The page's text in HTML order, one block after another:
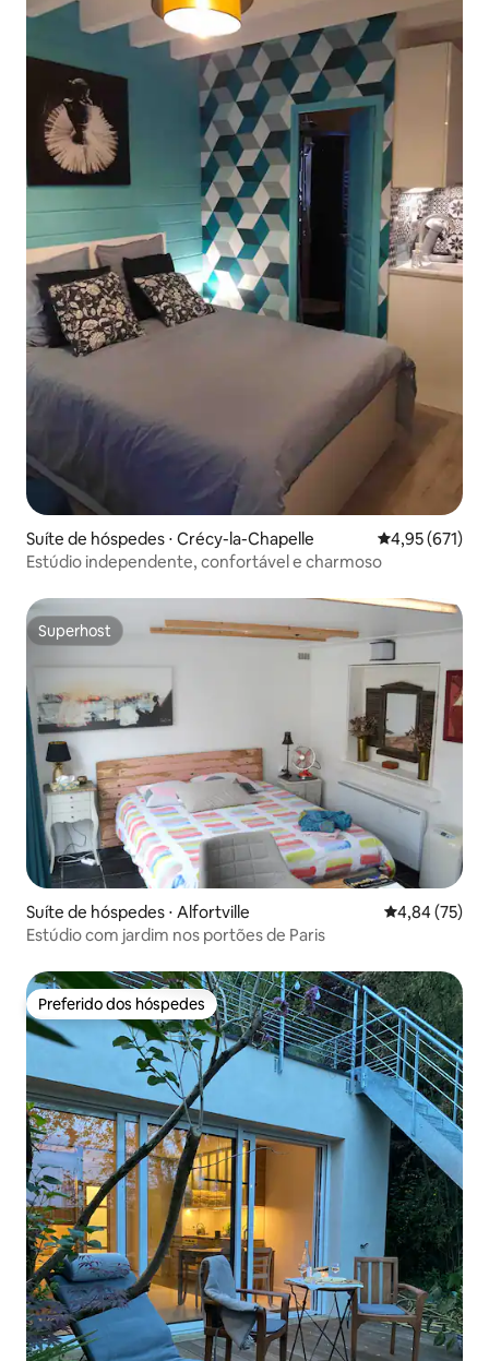
Suíte de hóspedes ⋅ Crécy-la-Chapelle 4,95 de uma
4,95 (671)
Estúdio independente, confortável e charmoso
Superhost
Superhost
Suíte de hóspedes ⋅ Alfortville 4,84 de uma
4,84 (75)
Estúdio com jardim nos portões de Paris
Preferido dos hóspedes
Preferido dos hóspedes